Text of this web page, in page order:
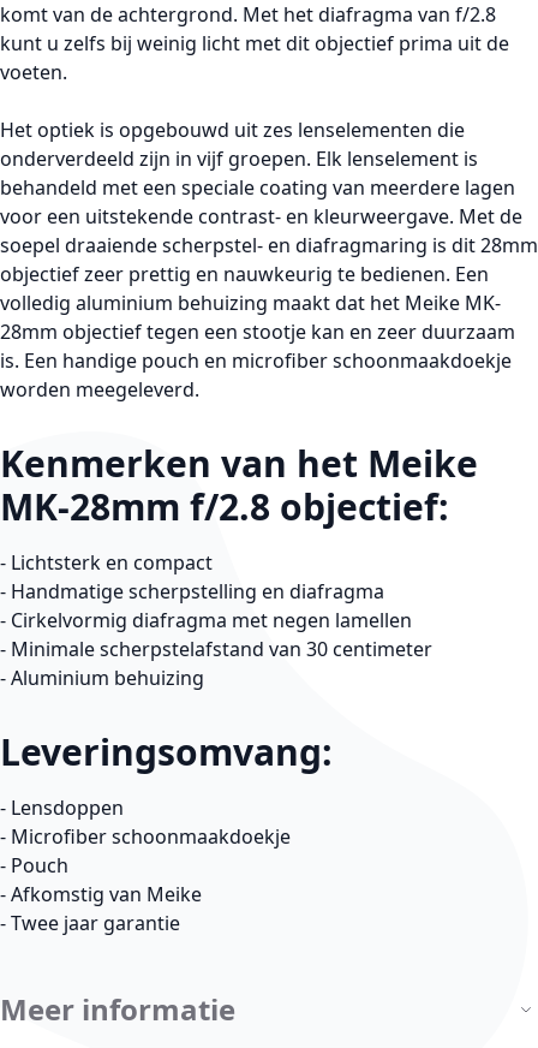
komt van de achtergrond. Met het diafragma van f/2.8
kunt u zelfs bij weinig licht met dit objectief prima uit de
voeten.
Het optiek is opgebouwd uit zes lenselementen die
onderverdeeld zijn in vijf groepen. Elk lenselement is
behandeld met een speciale coating van meerdere lagen
voor een uitstekende contrast- en kleurweergave. Met de
soepel draaiende scherpstel- en diafragmaring is dit 28mm
objectief zeer prettig en nauwkeurig te bedienen. Een
volledig aluminium behuizing maakt dat het Meike MK-
28mm objectief tegen een stootje kan en zeer duurzaam
is. Een handige pouch en microfiber schoonmaakdoekje
worden meegeleverd.
Kenmerken van het Meike
MK-28mm f/2.8 objectief:
- Lichtsterk en compact
- Handmatige scherpstelling en diafragma
- Cirkelvormig diafragma met negen lamellen
- Minimale scherpstelafstand van 30 centimeter
- Aluminium behuizing
Leveringsomvang:
- Lensdoppen
- Microfiber schoonmaakdoekje
- Pouch
- Afkomstig van Meike
- Twee jaar garantie
Meer informatie